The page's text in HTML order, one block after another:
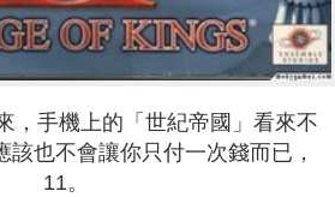
，手機上的「世紀帝國」看來不
也不會讓你只付一次錢而已，
11。